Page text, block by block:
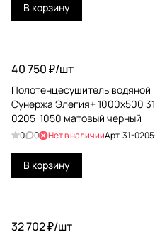
В корзину
40 750 ₽/шт
Полотенцесушитель водяной
Сунержа Элегия+ 1000х500
0205-1050 матовый черный
0 0 Нет в наличииАрт.31-
В корзину
32 702 ₽/шт